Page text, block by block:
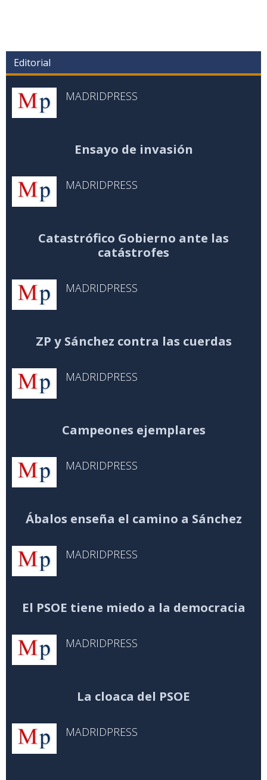
Editorial
MADRIDPRESS
Ensayo de invasión
MADRIDPRESS
Catastrófico Gobierno ante las
catástrofes
MADRIDPRESS
ZP y Sánchez contra las cuerdas
MADRIDPRESS
Campeones ejemplares
MADRIDPRESS
Ábalos enseña el camino a Sánchez
MADRIDPRESS
El PSOE tiene miedo a la democracia
MADRIDPRESS
La cloaca del PSOE
MADRIDPRESS